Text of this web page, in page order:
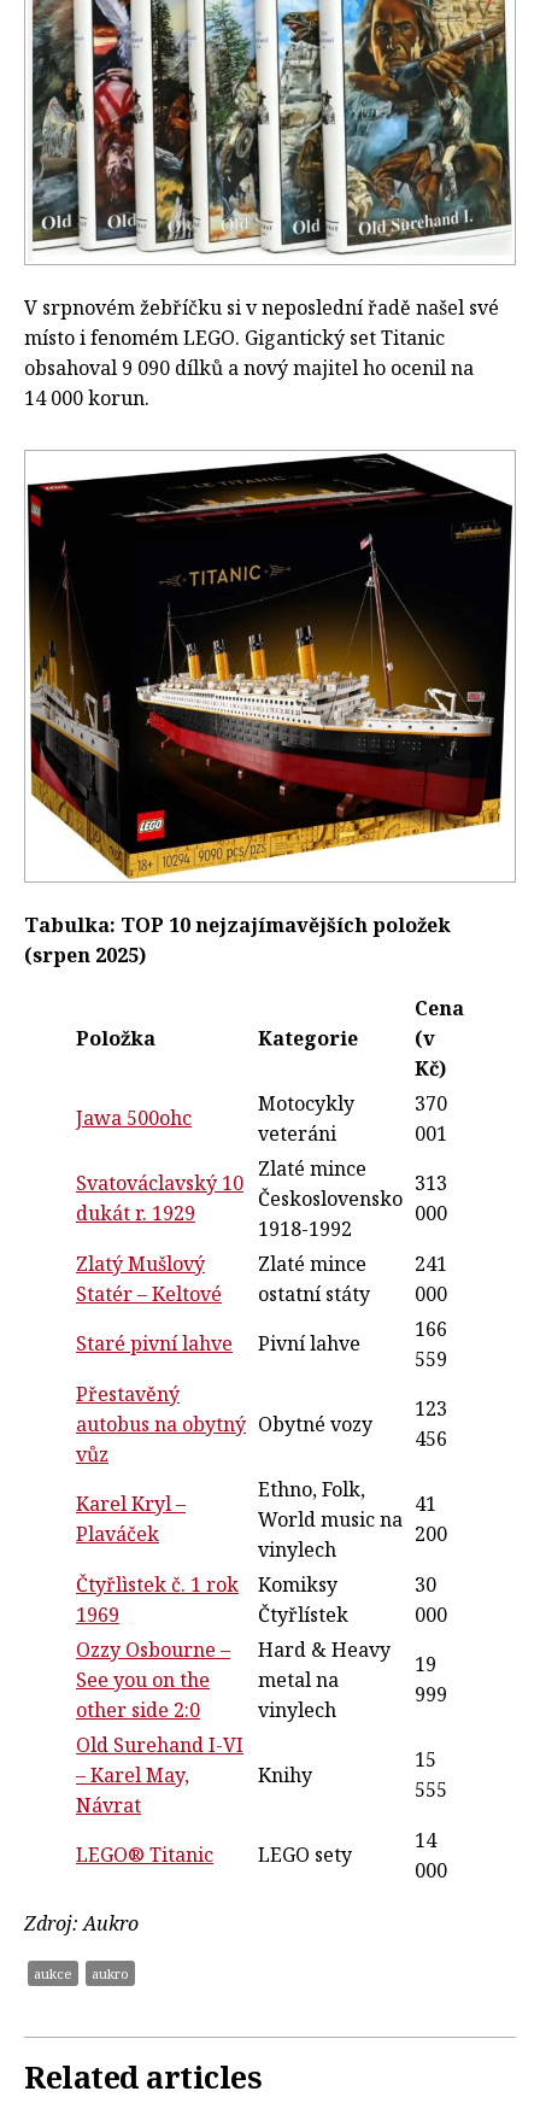
V srpnovém žebříčku si v neposlední řadě našel své
místo i fenomém LEGO. Gigantický set Titanic
obsahoval 9 090 dílků a nový majitel ho ocenil na
14 000 korun.
Tabulka: TOP 10 nejzajímavějších položek
(srpen 2025)
Položka Kategorie
Cena
(v
Kč)
Jawa 500ohc
Motocykly
veteráni
370
001
Svatováclavský 10
dukát r. 1929
Zlaté mince
Československo
1918-1992
313
000
Zlatý Mušlový
Statér – Keltové
Zlaté mince
ostatní státy
241
000
Staré pivní lahve
Pivní lahve
166
559
Přestavěný
autobus na obytný
vůz
Obytné vozy
123
456
Karel Kryl –
Plaváček
Ethno, Folk,
World music na
vinylech
41
200
Čtyřlìstek č. 1 rok
1969
Komiksy
Čtyřlístek
30
000
Ozzy Osbourne –
See you on the
other side 2:0
Hard & Heavy
metal na
vinylech
19
999
Old Surehand I-VI
– Karel May,
Návrat
Knihy
15
555
LEGO® Titanic LEGO sety
14
000
Zdroj: Aukro
aukce aukro
Related articles